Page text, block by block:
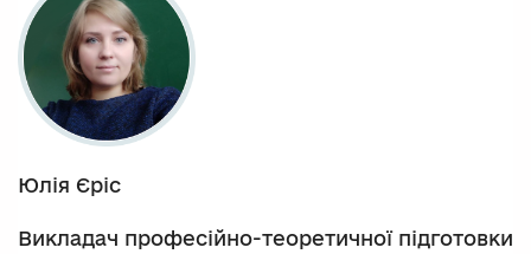
Юлія Єріс
Викладач професійно-теоретичної підготовки